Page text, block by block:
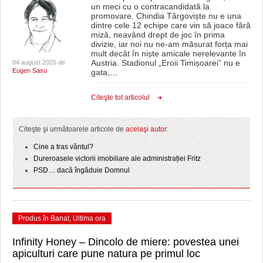
04 august 2026 de
Eugen Sasu
un meci cu o contracandidată la
promovare. Chindia Târgoviște nu e una
dintre cele 12 echipe care vin să joace fără
miză, neavând drept de joc în prima
divizie, iar noi nu ne-am măsurat forța mai
mult decât în niște amicale nerelevante în
Austria. Stadionul „Eroii Timișoarei” nu e
gata,…
Citeşte tot articolul
Citeşte şi următoarele articole de acelaşi autor:
Cine a tras vântul?
Dureroasele victorii imobiliare ale administrației Fritz
PSD… dacă îngăduie Domnul
Produs în Banat, Ultima ora
Infinity Honey – Dincolo de miere: povestea unei
apiculturi care pune natura pe primul loc